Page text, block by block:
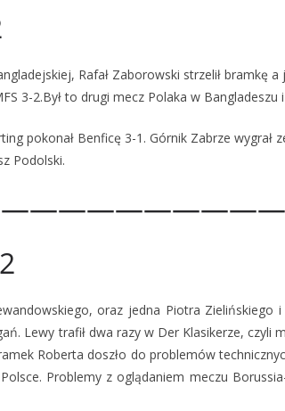
Rafał Zaborowski strzelił bramkę
3-2.Był to drugi mecz Polaka w
pokonał Benficę 3-1. Górnik Zabrze wygrał
Podolski.
oraz jedna Piotra Zielińskiego
Lewy trafił dwa razy w Der Klasikerze, czyli
Roberta doszło do problemów
Problemy z oglądaniem meczu